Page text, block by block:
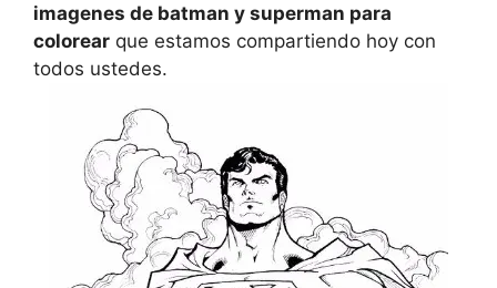
imagenes de batman y superman para
colorear que estamos compartiendo hoy con
todos ustedes.